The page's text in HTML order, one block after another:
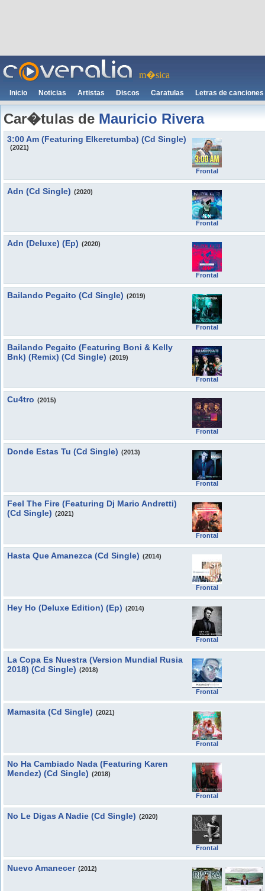
m�sica
Inicio Noticias Artistas Discos Caratulas Letras de canciones
Car�tulas de Mauricio Rivera
3:00 Am (Featuring Elkeretumba) (Cd Single)
(2021)
Frontal
Adn (Cd Single) (2020)
Frontal
Adn (Deluxe) (Ep) (2020)
Frontal
Bailando Pegaito (Cd Single) (2019)
Frontal
Bailando Pegaito (Featuring Boni & Kelly
Bnk) (Remix) (Cd Single) (2019)
Frontal
Cu4tro (2015)
Frontal
Donde Estas Tu (Cd Single) (2013)
Frontal
Feel The Fire (Featuring Dj Mario Andretti)
(Cd Single) (2021)
Frontal
Hasta Que Amanezca (Cd Single) (2014)
Frontal
Hey Ho (Deluxe Edition) (Ep) (2014)
Frontal
La Copa Es Nuestra (Version Mundial Rusia
2018) (Cd Single) (2018)
Frontal
Mamasita (Cd Single) (2021)
Frontal
No Ha Cambiado Nada (Featuring Karen
Mendez) (Cd Single) (2018)
Frontal
No Le Digas A Nadie (Cd Single) (2020)
Frontal
Nuevo Amanecer (2012)